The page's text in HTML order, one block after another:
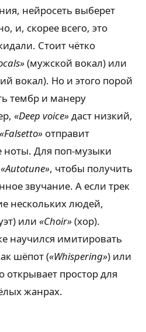
нейросеть выберет
и, скорее всего, это
Стоит чётко
(мужской вокал) или
вокал). Но и этого порой
тембр и манеру
«Deep voice»даст низкий,
«Falsetto» отправит
ноты. Для поп-музыки
«Autotune», чтобы получить
звучание. А если трек
нескольких людей,
или «Choir»(хор).
научился имитировать
шёпот («Whispering») или
открывает простор для
жанрах.